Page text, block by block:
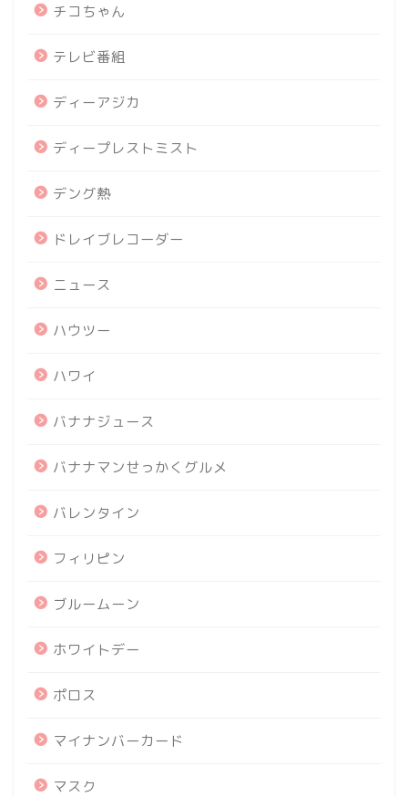
チコちゃん
テレビ番組
ディーアジカ
ディープレストミスト
デング熱
ドレイブレコーダー
ニュース
ハウツー
ハワイ
バナナジュース
バナナマンせっかくグルメ
バレンタイン
フィリピン
ブルームーン
ホワイトデー
ポロス
マイナンバーカード
マスク